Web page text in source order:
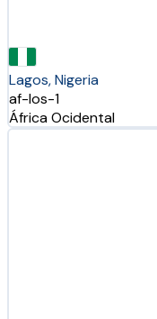
Lagos, Nigeria
af-los-1
África Ocidental